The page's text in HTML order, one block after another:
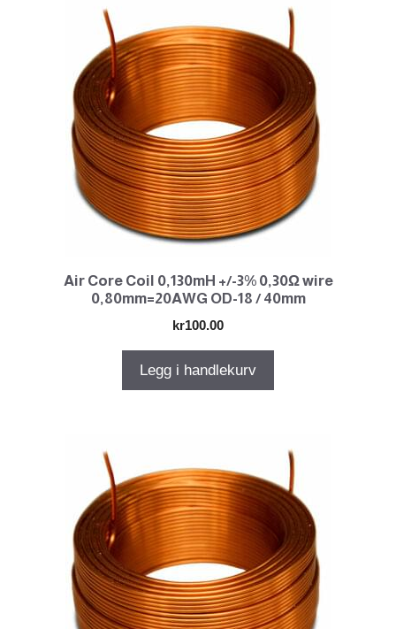
Air Core Coil 0,130mH +/-3% 0,30Ω wire
0,80mm=20AWG OD-18 / 40mm
kr100.00
Legg i handlekurv